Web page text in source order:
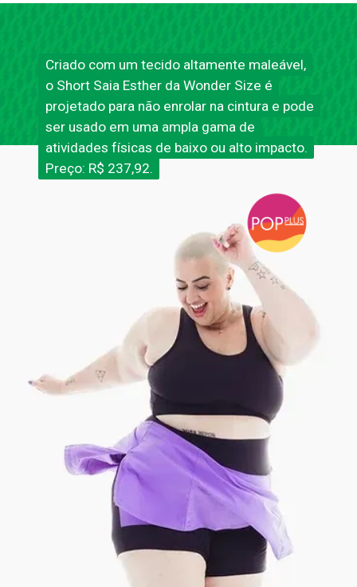
Criado com um tecido altamente maleável,
o Short Saia Esther da Wonder Size é
projetado para não enrolar na cintura e pode
ser usado em uma ampla gama de
atividades físicas de baixo ou alto impacto.
Preço: R$ 237,92.
Criado com um tecido altamente maleável,
o Short Saia Esther da Wonder Size é
projetado para não enrolar na cintura e pode
ser usado em uma ampla gama de
atividades físicas de baixo ou alto impacto.
Preço: R$ 237,92.